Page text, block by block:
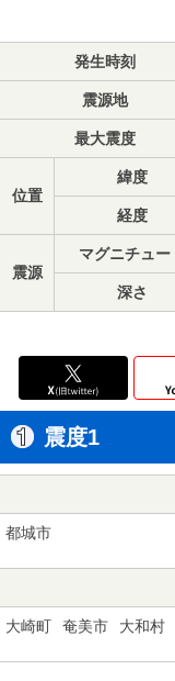
発生時刻
震源地
最大震度
位置
緯度
経度
震源
マグニチュー
深さ
震度1
都城市
大崎町 奄美市 大和村